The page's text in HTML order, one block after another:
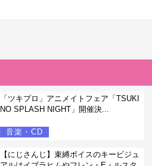
「ツキプロ」アニメイトフェア「TSUKI
NO SPLASH NIGHT」開催決...
音楽・CD
【にじさんじ】束縛ボイスのキービジュ